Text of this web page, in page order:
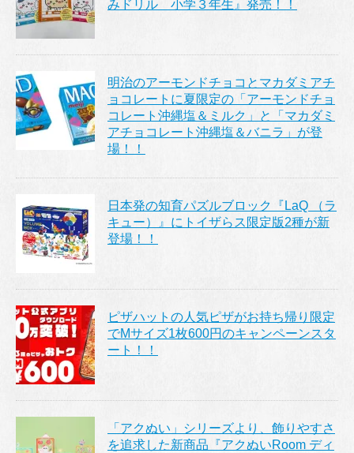
みドリル 小学３年生』発売！！
明治のアーモンドチョコとマカダミアチ
ョコレートに夏限定の「アーモンドチョ
コレート沖縄塩＆ミルク」と「マカダミ
アチョコレート沖縄塩＆バニラ」が登
場！！
日本発の知育パズルブロック『LaQ （ラ
キュー）』にトイザらス限定版2種が新
登場！！
ピザハットの人気ピザがお持ち帰り限定
でMサイズ1枚600円のキャンペーンスタ
ート！！
「アクぬい」シリーズより、飾りやすさ
を追求した新商品『アクぬいRoom ディ